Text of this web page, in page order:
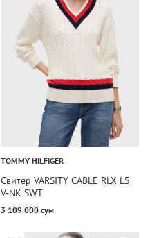
TOMMY HILFIGER
Свитер VARSITY CABLE RLX LS
V-NK SWT
3 109 000 сум